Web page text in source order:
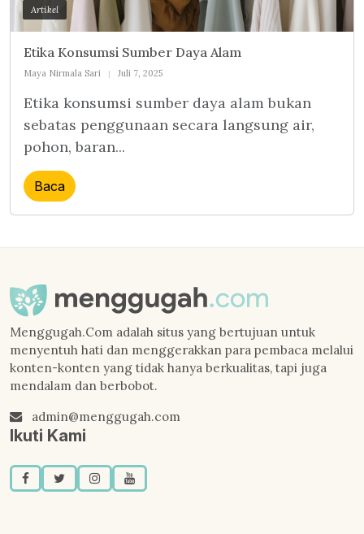
Artikel
Etika Konsumsi Sumber Daya Alam
Maya Nirmala Sari Juli 7, 2025
Etika konsumsi sumber daya alam bukan
sebatas penggunaan secara langsung air,
pohon, baran...
Baca
Menggugah.Com adalah situs yang bertujuan untuk
menyentuh hati dan menggerakkan para pembaca melalui
konten-konten yang tidak hanya berkualitas, tapi juga
mendalam dan berbobot.
admin@menggugah.com
Ikuti Kami